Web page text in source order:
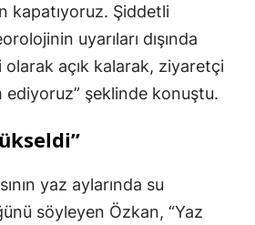
kapatıyoruz. Şiddetli
uyarıları dışında
olarak açık kalarak, ziyaretçi
ediyoruz” şeklinde konuştu.
yaz aylarında su
söyleyen Özkan, “Yaz